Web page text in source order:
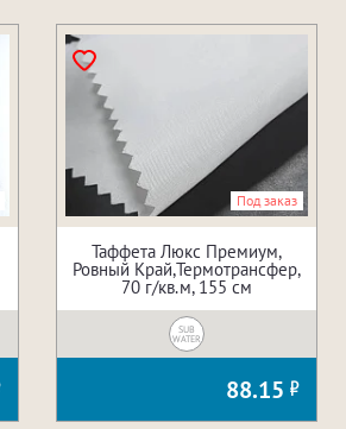
Под заказ
Таффета Люкс Премиум,
Ровный Край,Термотрансфер,
70 г/кв.м, 155 см
SUB
WATER
88.15